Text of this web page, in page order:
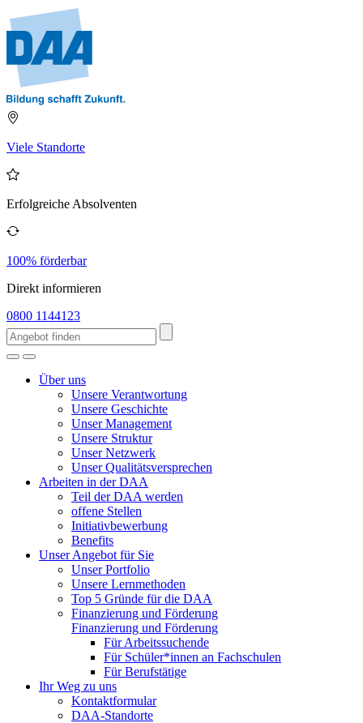
Viele Standorte
Erfolgreiche Absolventen
100% förderbar
Direkt informieren
0800 1144123
Über uns
Unsere Verantwortung
Unsere Geschichte
Unser Management
Unsere Struktur
Unser Netzwerk
Unser Qualitätsversprechen
Arbeiten in der DAA
Teil der DAA werden
offene Stellen
Initiativbewerbung
Benefits
Unser Angebot für Sie
Unser Portfolio
Unsere Lernmethoden
Top 5 Gründe für die DAA
Finanzierung und Förderung
Finanzierung und Förderung
Für Arbeitssuchende
Für Schüler*innen an Fachschulen
Für Berufstätige
Ihr Weg zu uns
Kontaktformular
DAA-Standorte